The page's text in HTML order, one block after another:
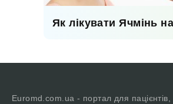
Як лікувати Ячмінь
Euromd.com.ua - портал для пацієнтів,